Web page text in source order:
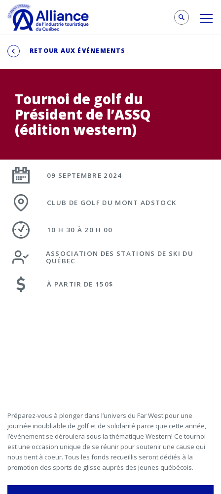
RETOUR AUX ÉVÉNEMENTS
Tournoi de golf du
Président de l’ASSQ
(édition western)
09 SEPTEMBRE 2024
CLUB DE GOLF DU MONT ADSTOCK
10 H 30 À 20 H 00
ASSOCIATION DES STATIONS DE SKI DU
QUÉBEC
À PARTIR DE 150$
Préparez-vous à plonger dans l’univers du Far West pour une
journée inoubliable de golf et de solidarité parce que cette année,
l’événement se déroulera sous la thématique Western! Ce tournoi
est une occasion unique de se réunir pour soutenir une cause qui
nous tient à coeur. Tous les fonds recueillis seront dédiés à la
promotion des sports de glisse auprès des jeunes québécois.